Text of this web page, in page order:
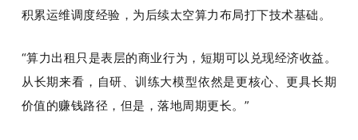
积累运维调度经验，为后续太空算力布局打下技术基础。
“算力出租只是表层的商业行为，短期可以兑现经济收益。
从长期来看，自研、训练大模型依然是更核心、更具长期
价值的赚钱路径，但是，落地周期更长。”